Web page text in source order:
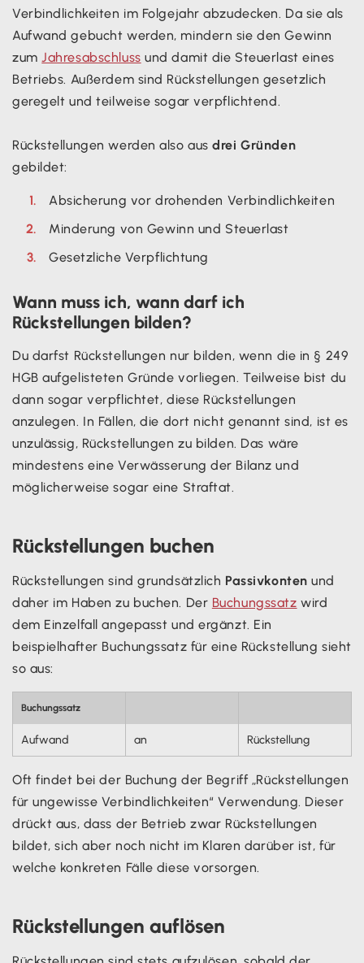
Verbindlichkeiten im Folgejahr abzudecken. Da sie als
Aufwand gebucht werden, mindern sie den Gewinn
zumJahresabschluss und damit die Steuerlast eines
Betriebs. Außerdem sind Rückstellungen gesetzlich
geregelt und teilweise sogar verpflichtend.
Rückstellungen werden also ausdrei Gründen
gebildet:
Absicherung vor drohenden Verbindlichkeiten
Minderung von Gewinn und Steuerlast
Gesetzliche Verpflichtung
Wann muss ich, wann darf ich
Rückstellungen bilden?
Du darfst Rückstellungen nur bilden, wenn die in § 249
HGB aufgelisteten Gründe vorliegen. Teilweise bist du
dann sogar verpflichtet, diese Rückstellungen
anzulegen. In Fällen, die dort nicht genannt sind, ist es
unzulässig, Rückstellungen zu bilden. Das wäre
mindestens eine Verwässerung der Bilanz und
möglicherweise sogar eine Straftat.
Rückstellungen buchen
Rückstellungen sind grundsätzlich Passivkonten und
daher im Haben zu buchen. Der Buchungssatz wird
dem Einzelfall angepasst und ergänzt. Ein
beispielhafter Buchungssatz für eine Rückstellung sieht
so aus:
Buchungssatz
Aufwand an Rückstellung
Oft findet bei der Buchung der Begriff „Rückstellungen
für ungewisse Verbindlichkeiten“ Verwendung. Dieser
drückt aus, dass der Betrieb zwar Rückstellungen
bildet, sich aber noch nicht im Klaren darüber ist, für
welche konkreten Fälle diese vorsorgen.
Rückstellungen auflösen